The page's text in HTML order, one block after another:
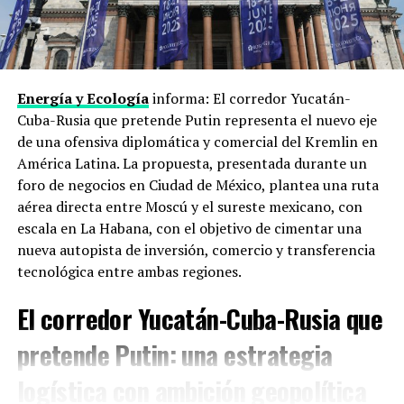
Xi Jinping rechazalos controles estadounidenses sobre
semiconductores y equipos avanzados. Trump los
defiende como línea de seguridad nacional. En el medio,
los dos países intentan acordar algún marco para el uso
de inteligencia artificial en ámbitos militares y de
ciberseguridad, antes de que esa carrera se salga de
control sin reglas ni frenos.
Taiwán e Irán
Dos puntos donde ceder duele. China exige que Estados
Unidos recorte su apoyo político y militar a la
Isla de
Taiwán , que Pekín considera parte de su territorio.
Washington usa ese apoyo como palanca. En paralelo,
Trump busca que China no compense las sanciones
contraIrán ni le provea cobertura financiera, algo que
Pekín no quiere conceder sin obtener algo a cambio.
Energía y Ecologíainforma: El corredor Yucatán-
Cuba-Rusia que pretende Putin representa el nuevo eje
de una ofensiva diplomática y comercial del Kremlin en
América Latina. La propuesta, presentada durante un
foro de negocios en Ciudad de México, plantea una ruta
aérea directa entre Moscú y el sureste mexicano, con
escala en La Habana, con el objetivo de cimentar una
nueva autopista de inversión, comercio y transferencia
tecnológica entre ambas regiones.
El corredor Yucatán-Cuba-Rusia que
pretende Putin: una estrategia